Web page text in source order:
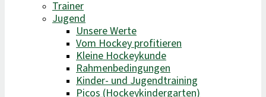
Trainer
Jugend
Unsere Werte
Vom Hockey profitieren
Kleine Hockeykunde
Rahmenbedingungen
Kinder- und Jugendtraining
Picos (Hockeykindergarten)